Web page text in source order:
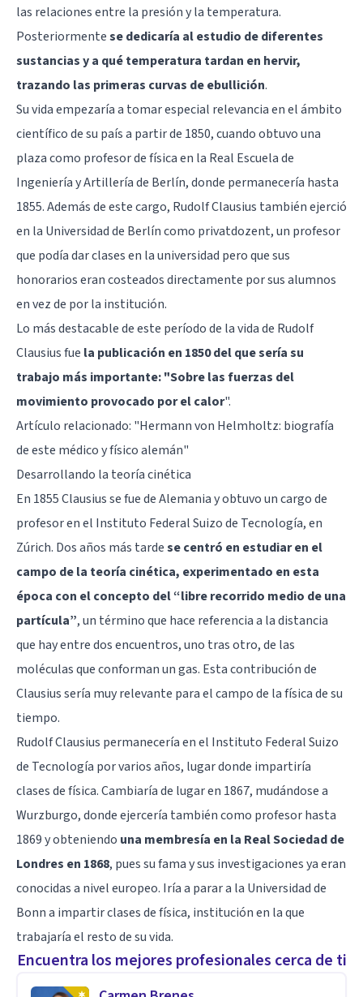
las relaciones entre la presión y la temperatura.
Posteriormentese dedicaría al estudio de diferentes
sustancias y a qué temperatura tardan en hervir,
trazando las primeras curvas de ebullición.
Su vida empezaría a tomar especial relevancia en el ámbito
científico de su país a partir de 1850, cuando obtuvo una
plaza como profesor de física en la Real Escuela de
Ingeniería y Artillería de Berlín, donde permanecería hasta
1855. Además de este cargo, Rudolf Clausius también ejerció
en la Universidad de Berlín como privatdozent, un profesor
que podía dar clases en la universidad pero que sus
honorarios eran costeados directamente por sus alumnos
en vez de por la institución.
Lo más destacable de este período de la vida de Rudolf
Clausius fue la publicación en 1850 del que sería su
trabajo más importante: "Sobre las fuerzas del
movimiento provocado por el calor".
Artículo relacionado: "Hermann von Helmholtz: biografía
de este médico y físico alemán"
Desarrollando la teoría cinética
En 1855 Clausius se fue de Alemania y obtuvo un cargo de
profesor en el Instituto Federal Suizo de Tecnología, en
Zúrich. Dos años más tardese centró en estudiar en el
campo de la teoría cinética, experimentado en esta
época con el concepto del “libre recorrido medio de una
partícula”, un término que hace referencia a la distancia
que hay entre dos encuentros, uno tras otro, de las
moléculas que conforman un gas. Esta contribución de
Clausius sería muy relevante para el campo de la física de su
tiempo.
Rudolf Clausius permanecería en el Instituto Federal Suizo
de Tecnología por varios años, lugar donde impartiría
clases de física. Cambiaría de lugar en 1867, mudándose a
Wurzburgo, donde ejercería también como profesor hasta
1869 y obteniendo una membresía en la Real Sociedad de
Londres en 1868, pues su fama y sus investigaciones ya eran
conocidas a nivel europeo. Iría a parar a la Universidad de
Bonn a impartir clases de física, institución en la que
trabajaría el resto de su vida.
Encuentra los mejores profesionales cerca de ti